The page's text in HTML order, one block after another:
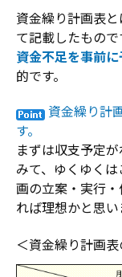
資金繰り計画表
て記載したもので
資金不足を事前
的です。
資金繰り計
す。
まずは収支予定
みて、ゆくゆく
画の立案・実行
れば理想かと思い
＜資金繰り計画